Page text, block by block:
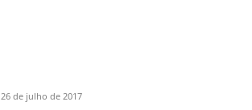
26 de julho de 2017